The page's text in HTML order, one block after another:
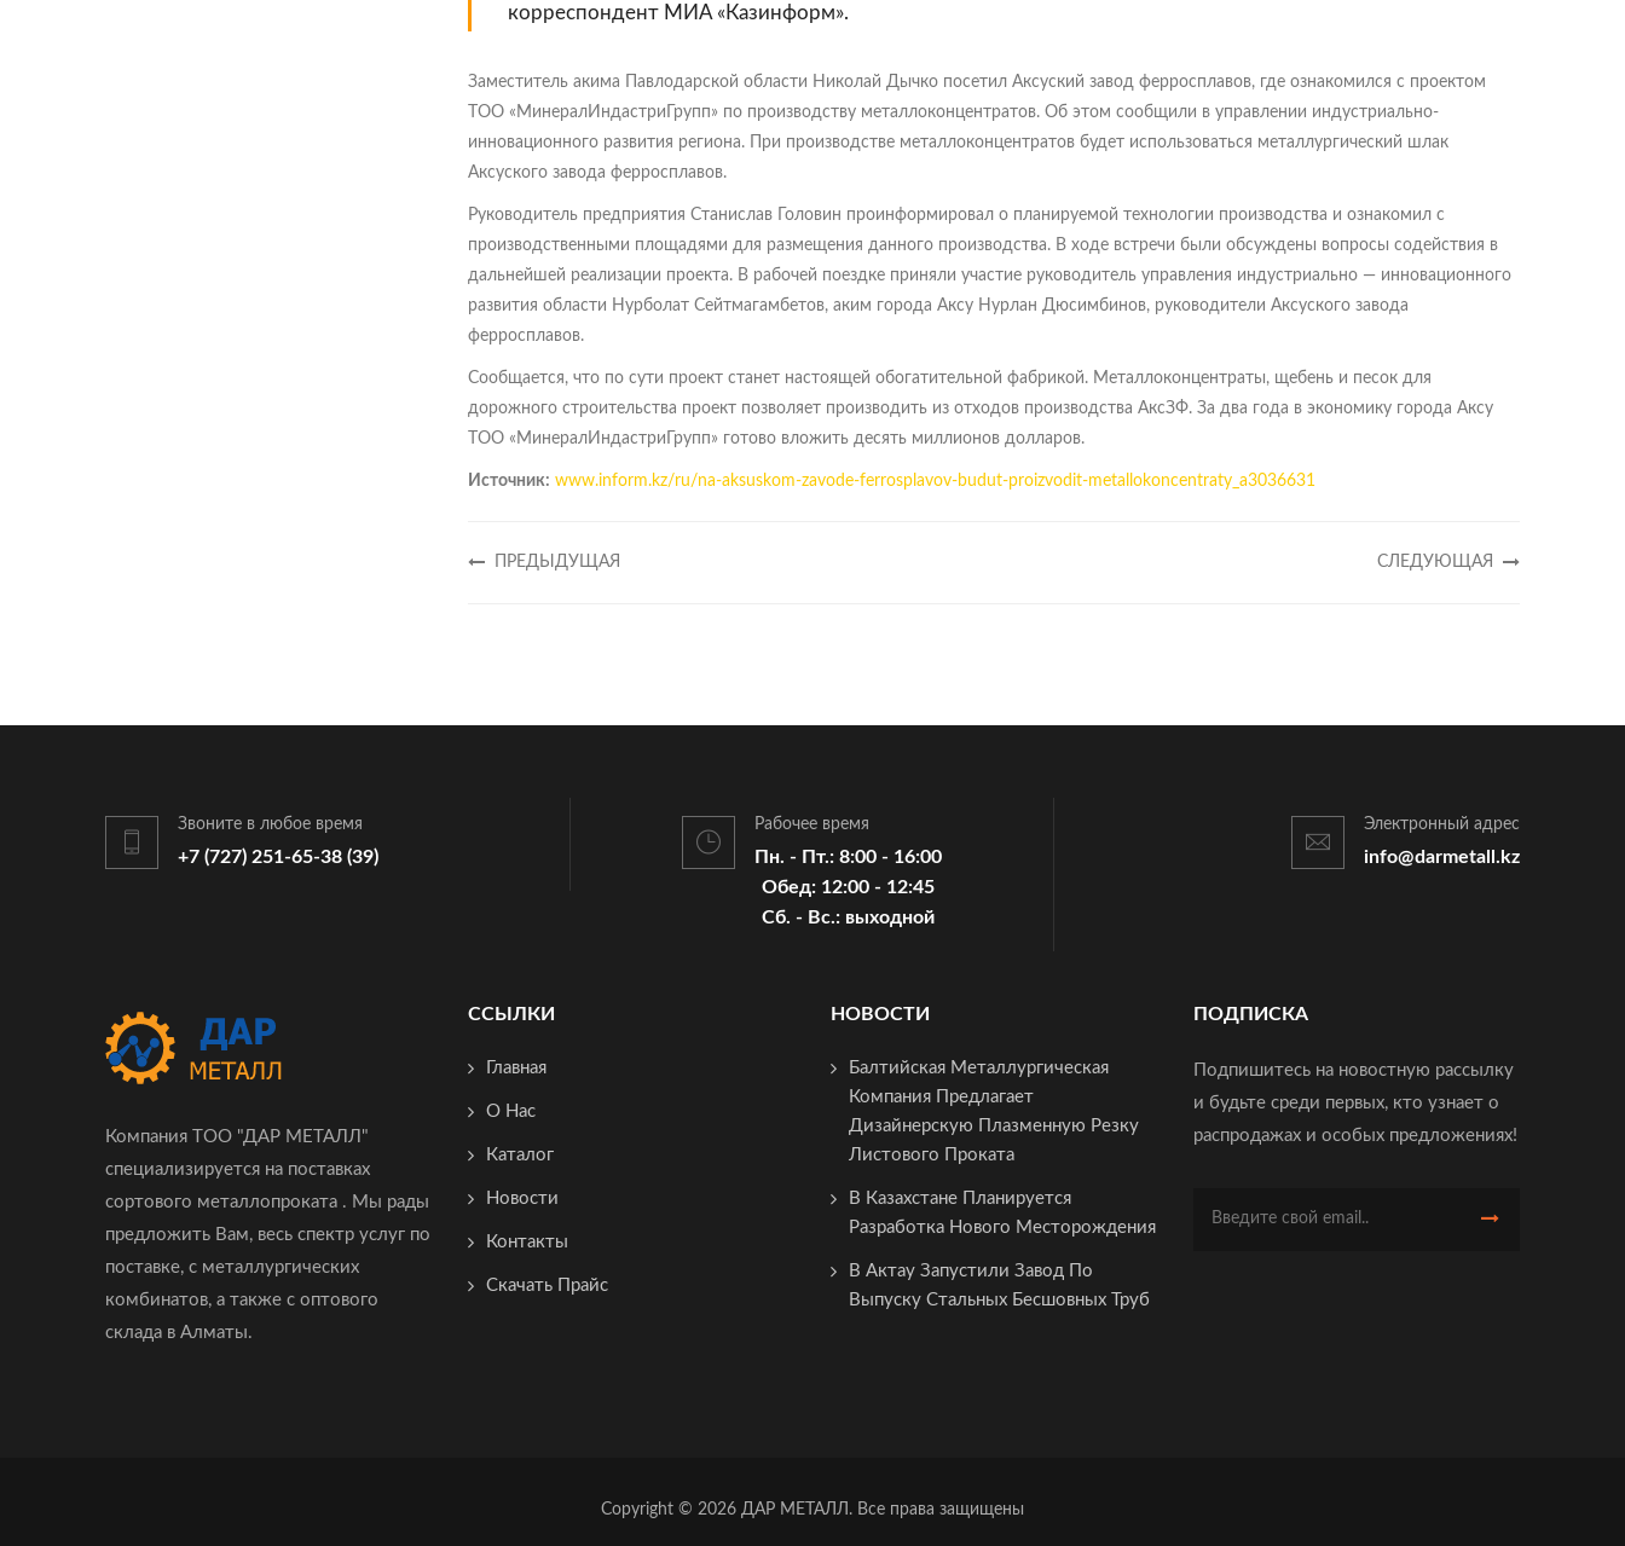
корреспондент МИА «Казинформ».
Заместитель акима Павлодарской области Николай Дычко посетил Аксуский завод ферросплавов, где ознакомился с проектом
ТОО «МинералИндастриГрупп» по производству металлоконцентратов. Об этом сообщили в управлении индустриально-
инновационного развития региона. При производстве металлоконцентратов будет использоваться металлургический шлак
Аксуского завода ферросплавов.
Руководитель предприятия Станислав Головин проинформировал о планируемой технологии производства и ознакомил с
производственными площадями для размещения данного производства. В ходе встречи были обсуждены вопросы содействия в
дальнейшей реализации проекта. В рабочей поездке приняли участие руководитель управления индустриально — инновационного
развития области Нурболат Сейтмагамбетов, аким города Аксу Нурлан Дюсимбинов, руководители Аксуского завода
ферросплавов.
Сообщается, что по сути проект станет настоящей обогатительной фабрикой. Металлоконцентраты, щебень и песок для
дорожного строительства проект позволяет производить из отходов производства АксЗФ. За два года в экономику города Аксу
ТОО «МинералИндастриГрупп» готово вложить десять миллионов долларов.
Источник: www.inform.kz/ru/na-aksuskom-zavode-ferrosplavov-budut-proizvodit-metallokoncentraty_a3036631
ПРЕДЫДУЩАЯ СЛЕДУЮЩАЯ
Звоните в любое время
+7 (727) 251-65-38 (39)
Рабочее время
Пн. - Пт.: 8:00 - 16:00
Обед: 12:00 - 12:45
Cб. - Вс.: выходной
Электронный адрес
info@darmetall.kz
Компания ТОО "ДАР МЕТАЛЛ"
специализируется на поставках
сортового металлопроката . Мы рады
предложить Вам, весь спектр услуг по
поставке, с металлургических
комбинатов, а также с оптового
склада в Алматы.
ССЫЛКИ
Главная
О Нас
Каталог
Новости
Контакты
Скачать Прайс
НОВОСТИ
Балтийская Металлургическая
Компания Предлагает
Дизайнерскую Плазменную Резку
Листового Проката
В Казахстане Планируется
Разработка Нового Месторождения
В Актау Запустили Завод По
Выпуску Стальных Бесшовных Труб
ПОДПИСКА
Подпишитесь на новостную рассылку
и будьте среди первых, кто узнает о
распродажах и особых предложениях!
Copyright © 2026 ДАР МЕТАЛЛ. Все права защищены